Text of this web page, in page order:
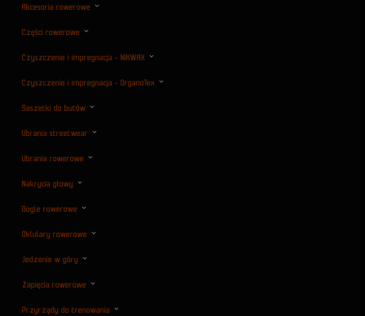
Akcesoria rowerowe
Części rowerowe
Czyszczenie i impregnacja - NIKWAX
Czyszczenie i impregnacja - OrganoTex
Saszetki do butów
Ubrania streetwear
Ubrania rowerowe
Nakrycia głowy
Gogle rowerowe
Oklulary rowerowe
Jedzenie w góry
Zapięcia rowerowe
Przyrządy do trenowania